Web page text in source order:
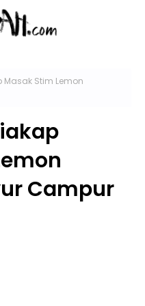
Masak Stim Lemon
Campur